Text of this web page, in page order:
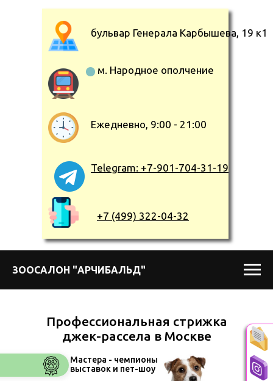
бульвар Генерала Карбышева, 19 к1
м. Народное ополчение
Ежедневно, 9:00 - 21:00
Telegram: +7-901-704-31-19
+7 (499) 322-04-32
ЗООСАЛОН "АРЧИБАЛЬД"
Профессиональная стрижка
джек-рассела в Москве
Мастера - чемпионы
выставок и пет-шоу